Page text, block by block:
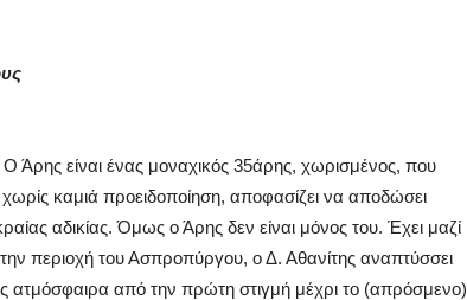
Άρης είναι ένας μοναχικός 35άρης, χωρισμένος, που
καμιά προειδοποίηση, αποφασίζει να αποδώσει
αδικίας. Όμως ο Άρης δεν είναι μόνος του. Έχει μαζί
περιοχή του Ασπροπύργου, ο Δ. Αθανίτης αναπτύσσει
ατμόσφαιρα από την πρώτη στιγμή μέχρι το (απρόσμενο)